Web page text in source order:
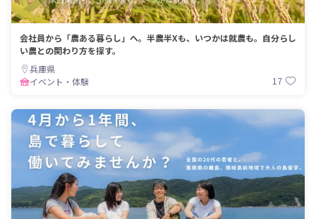
会社員から「農ある暮らし」へ。半農半Xも、いつかは就農も。自分らし
い農との関わり方を探す。
兵庫県
イベント・体験
17